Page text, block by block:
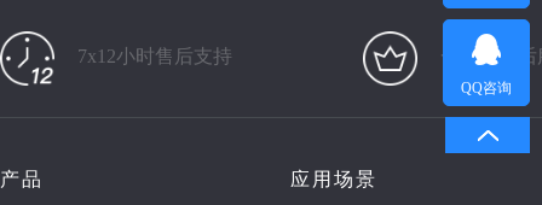
QQ咨询
7x12小时售后支持 一对一售后
产品 应用场景